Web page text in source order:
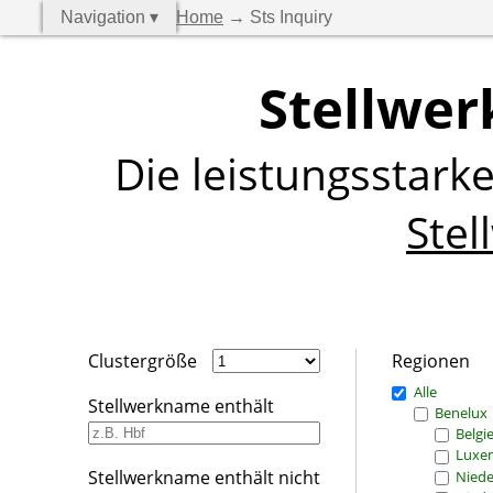
Navigation ▾ Home → Sts Inquiry
Die
Clustergröße
Stellwerkname enthält
Stellwerkname enthält nicht
Regionen
Alle
Benelux